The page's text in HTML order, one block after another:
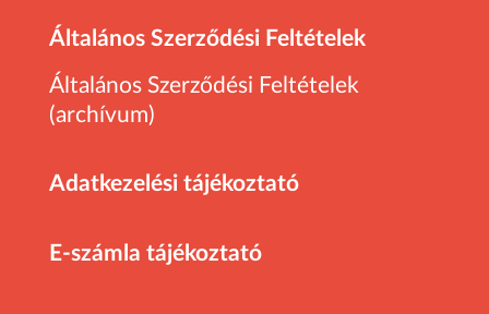
Általános Szerződési Feltételek
Általános Szerződési Feltételek
(archívum)
Adatkezelési tájékoztató
E-számla tájékoztató